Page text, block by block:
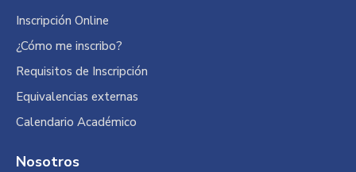
Inscripción Online
¿Cómo me inscribo?
Requisitos de Inscripción
Equivalencias externas
Calendario Académico
Nosotros